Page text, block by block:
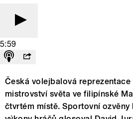
5:59
Česká volejbalová reprezentace
mistrovství světa ve filipínské
čtvrtém místě. Sportovní ozvěny